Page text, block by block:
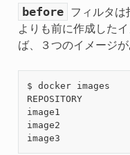
before
フィルタは
よりも前に作成した
ば、３つのイメージが
$ docker images
REPOSITORY
image1
image2
image3